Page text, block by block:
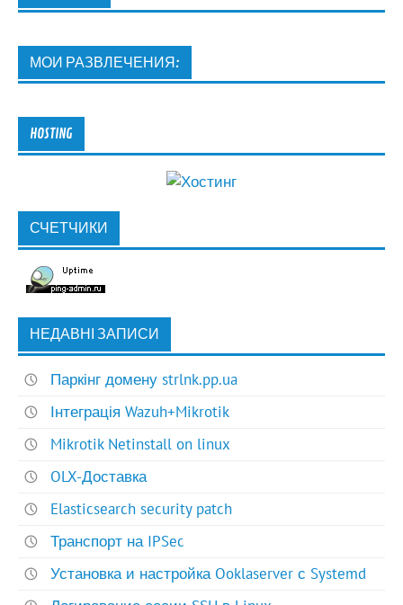
МОИ РАЗВЛЕЧЕНИЯ:
HOSTING
СЧЕТЧИКИ
НЕДАВНІ ЗАПИСИ
Паркінг домену strlnk.pp.ua
Інтеграція Wazuh+Mikrotik
Mikrotik Netinstall on linux
OLX-Доставка
Elasticsearch security patch
Транспорт на IPSec
Установка и настройка Ooklaserver с Systemd